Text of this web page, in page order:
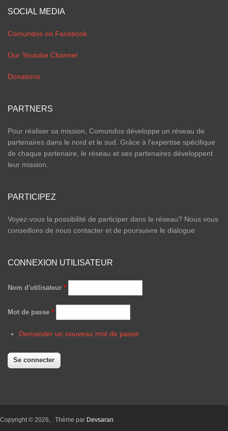
SOCIAL MEDIA
Comundos on Facebook
Our Youtube Channel
Donations
PARTNERS
Pour réaliser sa mission, Comundos développe un réseau de
partenaires dans le nord et le sud. Grâce à l'expertise spécifique
de chaque partenaire, le réseau et ses partenaires développent
leur mission.
PARTICIPEZ
Voyez-vous la possibilité de participer dans le réseau? Nous vous
conseillons de nous contacter et de poursuivre le dialogue
CONNEXION UTILISATEUR
Nom d'utilisateur *
Mot de passe *
Demander un nouveau mot de passe
Copyright © 2026, . Thème par Devsaran.